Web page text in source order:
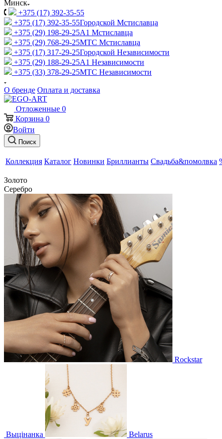
Минск
+375 (17) 392-35-55
+375 (17) 392-35-55Городской Мстиславца
+375 (29) 198-29-25A1 Мстиславца
+375 (29) 768-29-25МТС Мстиславца
+375 (17) 317-29-25Городской Независимости
+375 (29) 188-29-25A1 Независимости
+375 (33) 378-29-25МТС Независимости
О бренде Оплата и доставка
Отложенные 0
Корзина 0
Войти
Поиск
Коллекция Каталог Новинки Бриллианты Свадьба&помолвка
Золото
Серебро
Rockstar
Выцінанка Belarus